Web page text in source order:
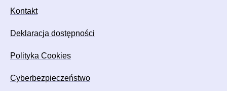
Kontakt
Deklaracja dostępności
Polityka Cookies
Cyberbezpieczeństwo